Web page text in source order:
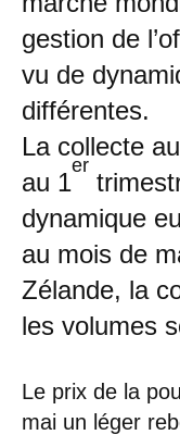
gestion de
vu de
différentes.
La collecte
au 1
er
dynamique
au mois de
Zélande, la
les volumes
Le prix de la
mai un léger